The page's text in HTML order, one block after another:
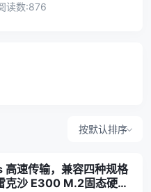
读数:876
按默认排序
高速传输，兼容四种规格
克沙 E300 M.2固态硬盘